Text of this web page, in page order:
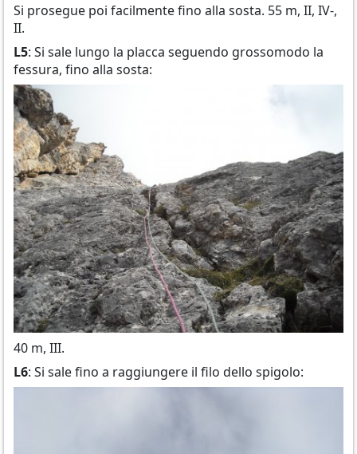
Si prosegue poi facilmente fino alla sosta. 55 m, II, IV-,
II.
L5: Si sale lungo la placca seguendo grossomodo la
fessura, fino alla sosta:
40 m, III.
L6: Si sale fino a raggiungere il filo dello spigolo: